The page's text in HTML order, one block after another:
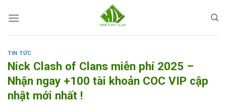
TIN TỨC
Nick Clash of Clans miễn phí 2025 –
Nhận ngay +100 tài khoản COC VIP cập
nhật mới nhất !